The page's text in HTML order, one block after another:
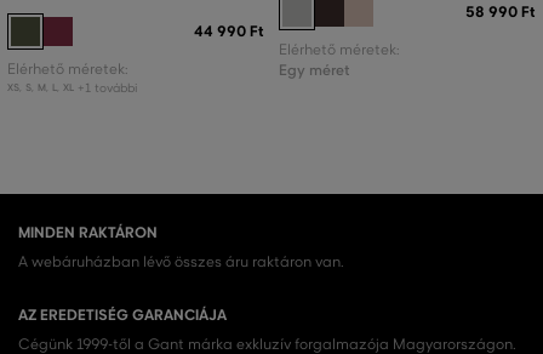
44 990 Ft
Elérhető méretek:
XS, S, M L, XL +1 további
58 990 Ft
Elérhető méretek:
Egy méret
MINDEN RAKTÁRON
A webáruházban lévő összes áru raktáron van.
AZ EREDETISÉG GARANCIÁJA
Cégünk 1999-től a Gant márka exkluzív forgalmazója Magyarországon.